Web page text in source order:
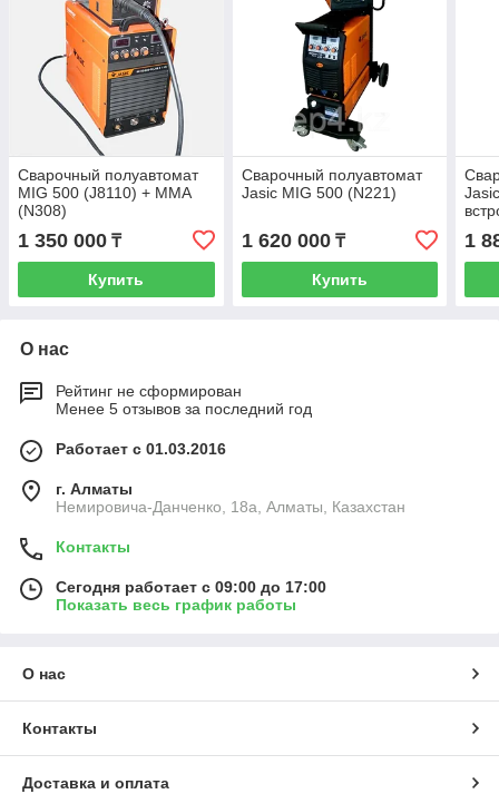
Сварочный полуавтомат
MIG 500 (J8110) + ММА
(N308)
1 350 000 ₸
Купить
Сварочный полуавтомат
Jasic MIG 500 (N221)
1 620 000₸
Купить
1
О нас
Рейтинг не сформирован
Менее 5 отзывов за последний год
Работает с 01.03.2016
г. Алматы
Немировича-Данченко, 18а, Алматы, Казахстан
Контакты
Сегодня работает с 09:00 до 17:00
Показать весь график работы
О нас
Контакты
Доставка и оплата